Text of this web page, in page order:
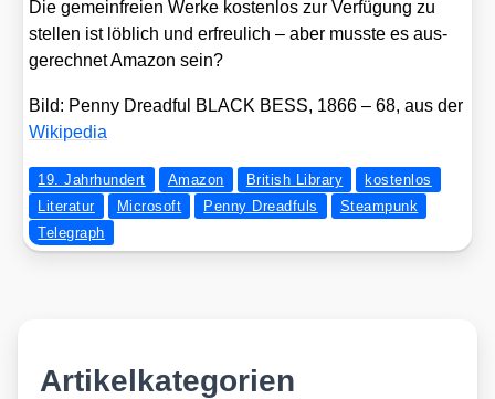
Die gemein­frei­en Wer­ke kos­ten­los zur Ver­fü­gung zu
stel­len ist löb­lich und erfreu­lich – aber muss­te es aus­
ge­rech­net Ama­zon sein?
Bild: Pen­ny Dreadful BLACK BESS, 1866 – 68, aus der
Wiki­pe­dia
19. Jahrhundert Amazon British Library
kostenlos
Literatur
Microsoft Penny Dreadfuls
Steampunk
Telegraph
Artikelkategorien